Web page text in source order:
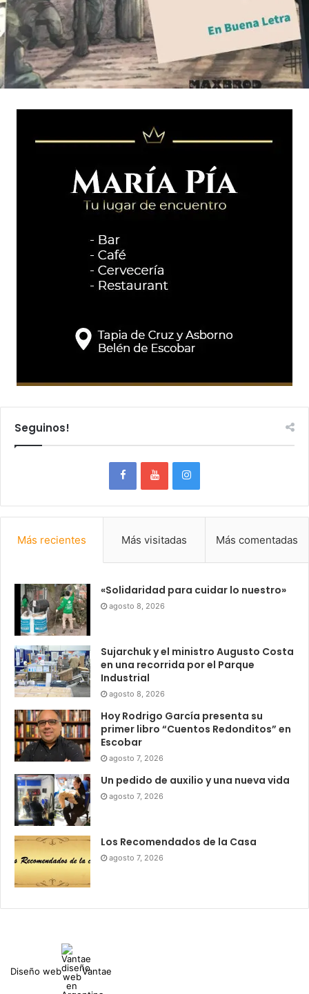
Seguinos!
Más recientes Más visitadas Más comentadas
«Solidaridad para cuidar lo nuestro»
agosto 8, 2026
Sujarchuk y el ministro Augusto Costa
en una recorrida por el Parque
Industrial
agosto 8, 2026
Hoy Rodrigo García presenta su
primer libro “Cuentos Redonditos” en
Escobar
agosto 7, 2026
Un pedido de auxilio y una nueva vida
agosto 7, 2026
Los Recomendados de la Casa
agosto 7, 2026
Diseño web Vantae